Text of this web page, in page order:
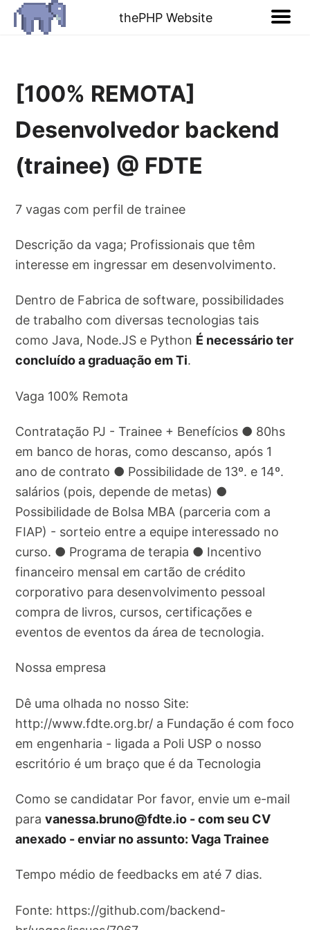
thePHP Website
[100% REMOTA]
Desenvolvedor backend
(trainee) @ FDTE
7 vagas com perfil de trainee
Descrição da vaga; Profissionais que têm
interesse em ingressar em desenvolvimento.
Dentro de Fabrica de software, possibilidades
de trabalho com diversas tecnologias tais
como Java, Node.JS e Python É necessário ter
concluído a graduação em Ti.
Vaga 100% Remota
Contratação PJ - Trainee + Benefícios ● 80hs
em banco de horas, como descanso, após 1
ano de contrato ● Possibilidade de 13º. e 14º.
salários (pois, depende de metas) ●
Possibilidade de Bolsa MBA (parceria com a
FIAP) - sorteio entre a equipe interessado no
curso. ● Programa de terapia ● Incentivo
financeiro mensal em cartão de crédito
corporativo para desenvolvimento pessoal
compra de livros, cursos, certificações e
eventos de eventos da área de tecnologia.
Nossa empresa
Dê uma olhada no nosso Site:
http://www.fdte.org.br/ a Fundação é com foco
em engenharia - ligada a Poli USP o nosso
escritório é um braço que é da Tecnologia
Como se candidatar Por favor, envie um e-mail
paravanessa.bruno@fdte.io - com seu CV
anexado - enviar no assunto: Vaga Trainee
Tempo médio de feedbacks em até 7 dias.
Fonte: https://github.com/backend-